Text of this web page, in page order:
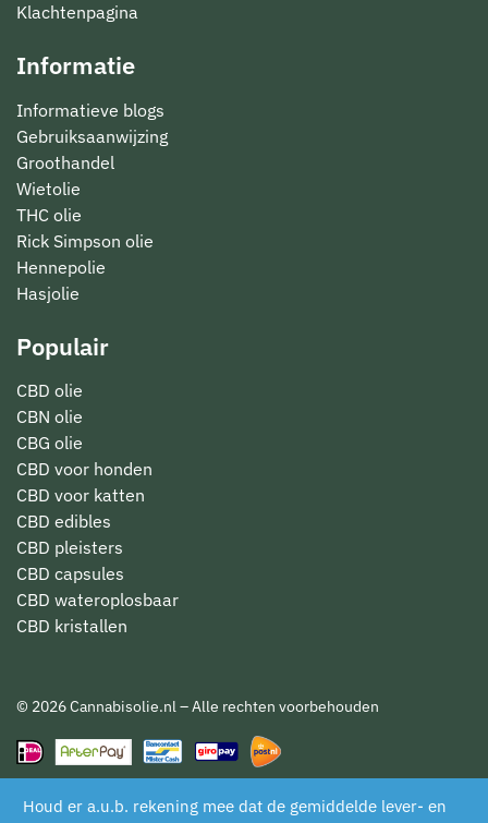
Houd er a.u.b. rekening mee dat de gemiddelde lever- en
Klachtenpagina
Informatie
Informatieve blogs
Gebruiksaanwijzing
Groothandel
Wietolie
THC olie
Rick Simpson olie
Hennepolie
Hasjolie
Populair
CBD olie
CBN olie
CBG olie
CBD voor honden
CBD voor katten
CBD edibles
CBD pleisters
CBD capsules
CBD wateroplosbaar
CBD kristallen
© 2026 Cannabisolie.nl – Alle rechten voorbehouden
De waardering van www.cannabisolie.nl/ bij